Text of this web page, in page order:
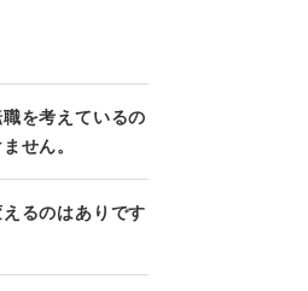
を考えているの
せん。
るのはありです